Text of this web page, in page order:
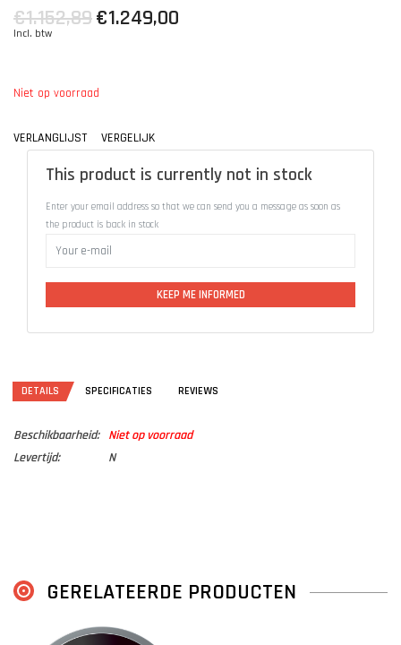
€1.152,89€1.249,00
Incl. btw
Niet op voorraad
VERLANGLIJST VERGELIJK
This product is currently not in stock
Enter your email address so that we can send you a message as soon as
the product is back in stock
KEEP ME INFORMED
DETAILS SPECIFICATIES REVIEWS
Beschikbaarheid:
Niet op voorraad
Levertijd:
N
GERELATEERDE PRODUCTEN